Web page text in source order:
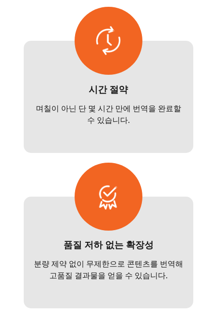
시간 절약
며칠이 아닌 단 몇 시간 만에 번역을 완료할
수 있습니다.
품질 저하 없는 확장성
분량 제약 없이 무제한으로 콘텐츠를 번역해
고품질 결과물을 얻을 수 있습니다.